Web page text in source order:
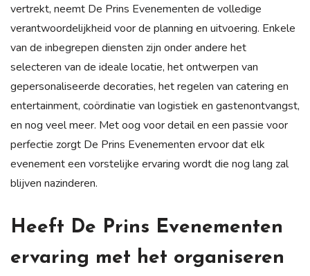
vertrekt, neemt De Prins Evenementen de volledige
verantwoordelijkheid voor de planning en uitvoering. Enkele
van de inbegrepen diensten zijn onder andere het
selecteren van de ideale locatie, het ontwerpen van
gepersonaliseerde decoraties, het regelen van catering en
entertainment, coördinatie van logistiek en gastenontvangst,
en nog veel meer. Met oog voor detail en een passie voor
perfectie zorgt De Prins Evenementen ervoor dat elk
evenement een vorstelijke ervaring wordt die nog lang zal
blijven nazinderen.
Heeft De Prins Evenementen
ervaring met het organiseren